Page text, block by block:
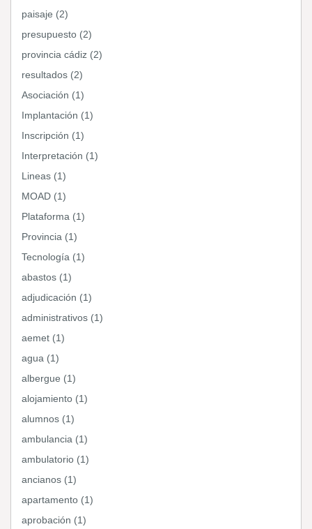
paisaje (2)
presupuesto (2)
provincia cádiz (2)
resultados (2)
Asociación (1)
Implantación (1)
Inscripción (1)
Interpretación (1)
Lineas (1)
MOAD (1)
Plataforma (1)
Provincia (1)
Tecnología (1)
abastos (1)
adjudicación (1)
administrativos (1)
aemet (1)
agua (1)
albergue (1)
alojamiento (1)
alumnos (1)
ambulancia (1)
ambulatorio (1)
ancianos (1)
apartamento (1)
aprobación (1)